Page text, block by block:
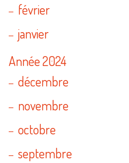
février
janvier
Année 2024
décembre
novembre
octobre
septembre